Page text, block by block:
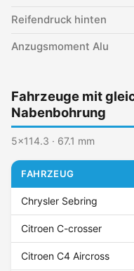
Reifendruck hinten
Anzugsmoment Alu
Fahrzeuge mit
Nabenbohrung
5x114.3 · 67.1 mm
FAHRZEUG
Chrysler Sebring
Citroen C-crosser
Citroen C4 Aircross